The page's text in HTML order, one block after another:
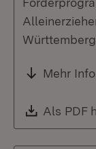
Mehr
Als PDF